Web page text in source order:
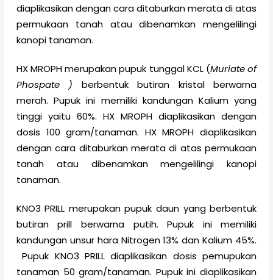
diaplikasikan dengan caraditaburkan merata di atas
permukaan tanah atau dibenamkan mengelilingi
kanopi tanaman.
HX MROPH merupakan pupuk tunggal KCL (Muriate of
Phospate ) berbentuk butiran kristal berwarna
merah. Pupuk ini memiliki kandungan Kalium yang
tinggi yaitu 60%. HX MROPH diaplikasikan dengan
dosis 100 gram/tanaman. HX MROPH diaplikasikan
dengan cara ditaburkan merata di atas permukaan
tanah atau dibenamkan mengelilingi kanopi
tanaman.
KNO3 PRILL merupakan pupuk daun yang berbentuk
butiran prill berwarna putih. Pupuk ini memiliki
kandungan unsur hara Nitrogen 13% dan Kalium 45%.
Pupuk KNO3 PRILL diaplikasikan dosis pemupukan
tanaman 50 gram/tanaman. Pupuk ini diaplikasikan